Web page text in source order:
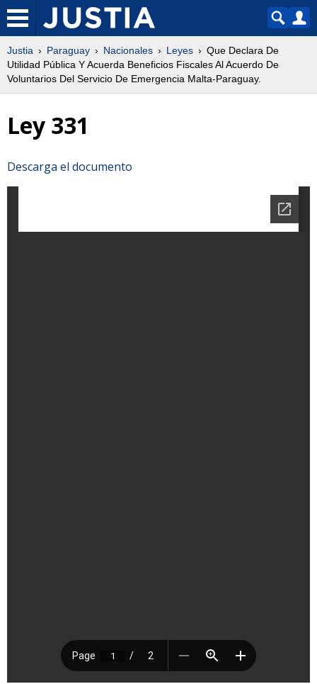
Justia Paraguay Nacionales Leyes
Que Declara De
Utilidad Pública Y Acuerda Beneficios Fiscales Al Acuerdo De
Voluntarios Del Servicio De Emergencia Malta-Paraguay.
Ley 331
Descarga el documento